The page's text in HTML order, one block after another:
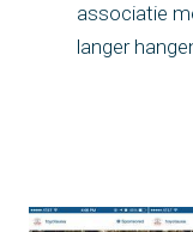
associatie
langer